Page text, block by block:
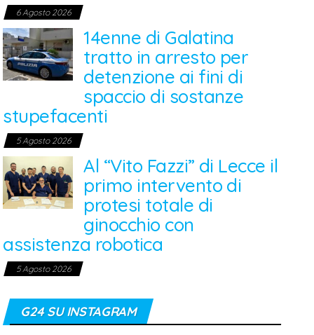
6 Agosto 2026
14enne di Galatina
tratto in arresto per
detenzione ai fini di
spaccio di sostanze
stupefacenti
5 Agosto 2026
Al “Vito Fazzi” di Lecce il
primo intervento di
protesi totale di
ginocchio con
assistenza robotica
5 Agosto 2026
G24 SU INSTAGRAM